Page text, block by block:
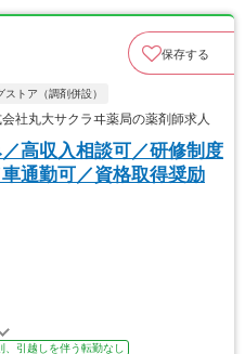
保存する
ストア（調剤併設）
丸大サクラヰ薬局の薬剤師求人
高収入相談可／研修制度
通勤可／資格取得奨励
、引越しを伴う転勤なし